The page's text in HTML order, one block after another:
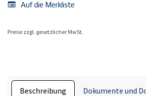
Auf die Merkliste
Preise zzgl. gesetzlicher MwSt.
Beschreibung Dokumente und